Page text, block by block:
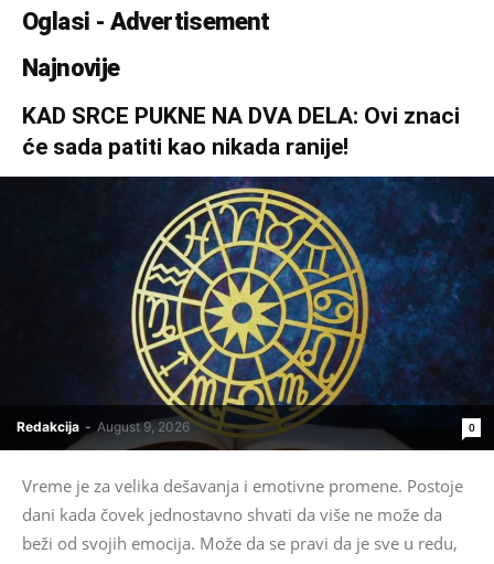
Oglasi - Advertisement
Najnovije
KAD SRCE PUKNE NA DVA DELA: Ovi znaci
će sada patiti kao nikada ranije!
Redakcija - August 9, 2026 0
Vreme je za velika dešavanja i emotivne promene. Postoje
dani kada čovek jednostavno shvati da više ne može da
beži od svojih emocija. Može da se pravi da je sve u redu,